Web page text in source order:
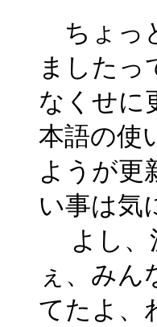
ちょっ
ましたっ
なくせに
本語の使
ようが更
い事は気
よし、
ぇ、み
てたよ、